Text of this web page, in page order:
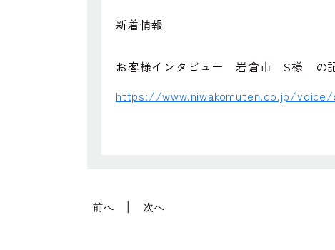
新着情報
お客様インタビュー 岩倉市 S様 の記
https://www.niwakomuten.co.jp/voice/
前へ 次へ